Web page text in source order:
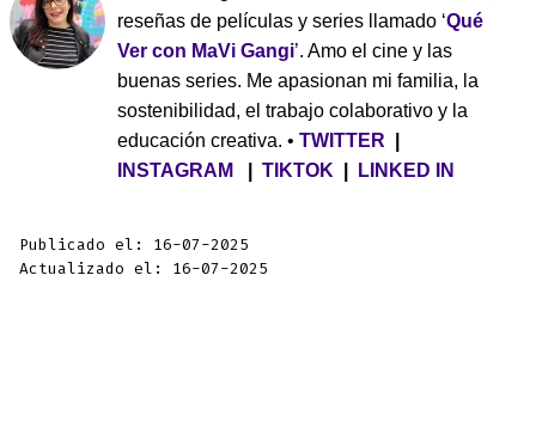
reseñas de películas y series llamado ‘Qué
Ver con MaVi Gangi’. Amo el cine y las
buenas series. Me apasionan mi familia, la
sostenibilidad, el trabajo colaborativo y la
educación creativa. • TWITTER
INSTAGRAM
TIKTOK LINKED IN
Publicado el: 16-07-2025
Actualizado el: 16-07-2025